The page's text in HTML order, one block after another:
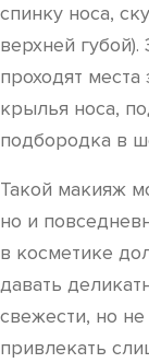
спинку носа,
верхней
проходят
крылья носа,
подбородка в
Такой макияж
но и
в косметике
давать
свежести, но
привлекать